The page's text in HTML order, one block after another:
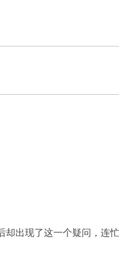
出现了这一个疑问，连